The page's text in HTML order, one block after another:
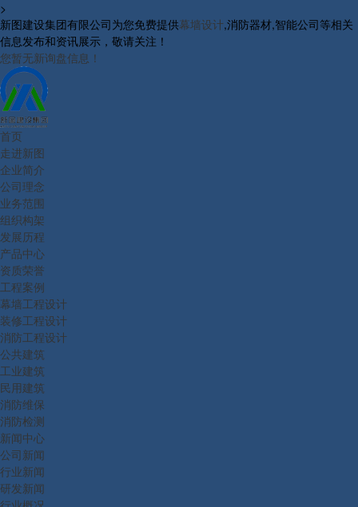
>
新图建设集团有限公司为您免费提供幕墙设计,消防器材,智能公司等相关
信息发布和资讯展示，敬请关注！
您暂无新询盘信息！
首页
走进新图
企业简介
公司理念
业务范围
组织构架
发展历程
产品中心
资质荣誉
工程案例
幕墙工程设计
装修工程设计
消防工程设计
公共建筑
工业建筑
民用建筑
消防维保
消防检测
新闻中心
公司新闻
行业新闻
研发新闻